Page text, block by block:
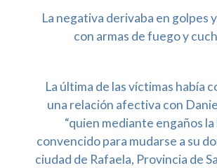
La negativa derivaba en golpes
con armas de fuego y
La última de las víctimas había
una relación afectiva con
“quien mediante engaños
convencido para mudarse a su
ciudad de Rafaela, Provincia de